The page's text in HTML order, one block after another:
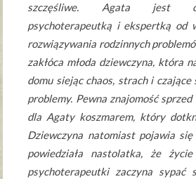
szczęśliwe. Agata jest
psychoterapeutką i ekspertką od
rozwiązywania rodzinnych
zakłóca młoda dziewczyna, która
domu siejąc chaos, strach i czające
problemy. Pewna znajomość
dla Agaty koszmarem, który
Dziewczyna natomiast pojawia
powiedziała nastolatka, że
psychoterapeutki zaczyna sypać